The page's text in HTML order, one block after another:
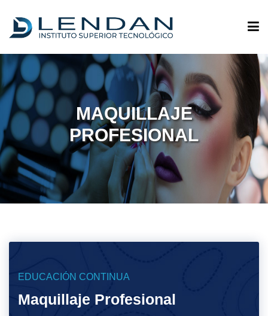
ADMISIONES
QUIÉNES SOMOS
OFERTA ACADÉMICA
INVESTIGACIÓN
VINCULACIÓN
MAQUILLAJE
PROFESIONAL
EDUCACIÓN CONTINUA
Maquillaje Profesional